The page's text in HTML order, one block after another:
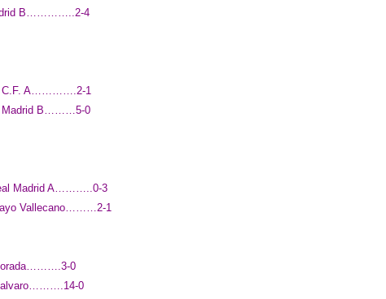
B…………..2-4
C.F. A………….2-1
Madrid B………5-0
Madrid A………..0-3
Vallecano………2-1
0
0